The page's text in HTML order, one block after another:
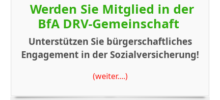
Werden Sie Mitglied in der
BfA DRV-Gemeinschaft
Unterstützen Sie bürgerschaftliches
Engagement in der Sozialversicherung!
(weiter....)